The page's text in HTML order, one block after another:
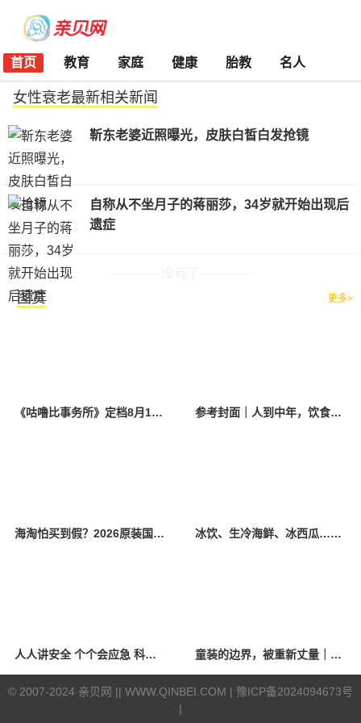
首页 教育 家庭 健康 胎教 名人
女性衰老最新相关新闻
靳东老婆近照曝光，皮肤白皙白发抢镜
自称从不坐月子的蒋丽莎，34岁就开始出现后
遗症
图赏 更多>
《咕噜比事务所》定档8月10日 聚焦儿童情绪教育助力健康成长 参考封面｜人到中年，饮食该如何调整？
海淘怕买到假？2026原装国产羊奶粉靠谱的正规品牌有哪些？ 冰饮、生冷海鲜、冰西瓜……泉州人夏季“标配”饮食极易引发胃肠炎
人人讲安全 个个会应急 科学应对防震避险 童装的边界，被重新丈量｜2026中国国际时装周·童话小镇圆满收官
© 2007-2024 亲贝网 || WWW.QINBEI.COM | 豫ICP备2024094673号
|